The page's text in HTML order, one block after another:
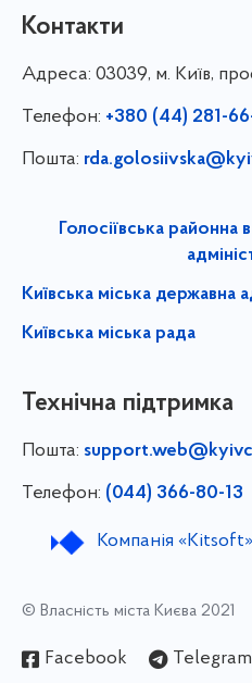
Контакти
Адреса: 03039, м. Київ,
Телефон: +380 (44) 281-
Пошта:
Голосіївська районна
Київська міська державна
Київська міська рада
Технічна підтримка
Пошта:
Телефон: (044) 366-80-13
Компанія «Kitsoft»
© Власність міста Києва 2021
Facebook Telegram